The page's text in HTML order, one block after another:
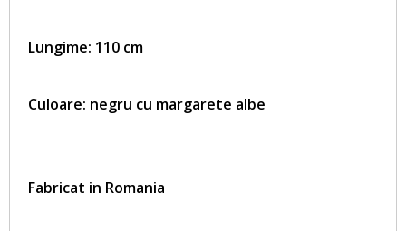
Lungime: 110 cm
Culoare: negru cu margarete albe
Fabricat in Romania